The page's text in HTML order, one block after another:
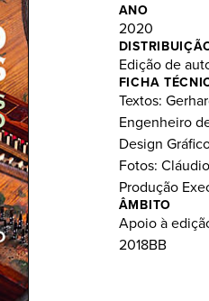
ANO
2020
Edição de
FICHA
Textos:
Engenheiro
Design
Fotos:
Produção
ÂMBITO
Apoio à
2018BB